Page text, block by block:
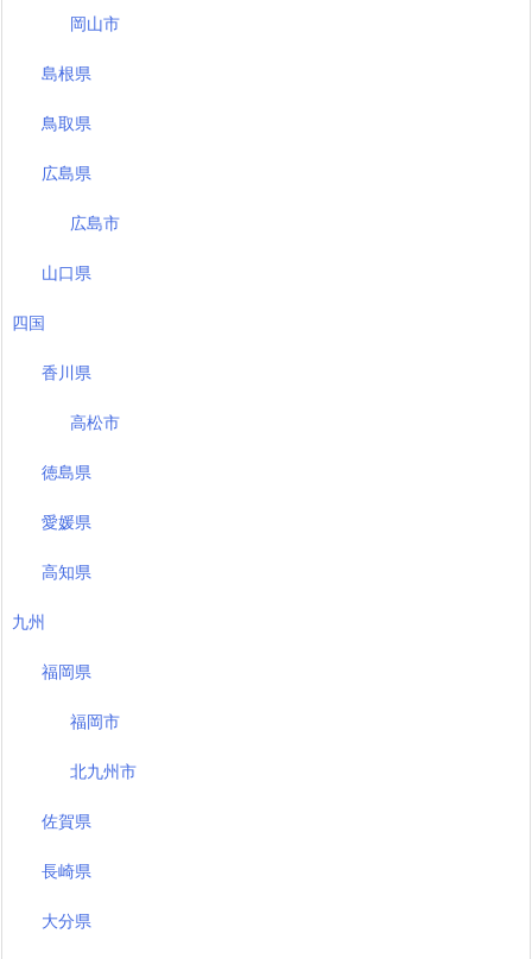
岡山市
島根県
鳥取県
広島県
広島市
山口県
四国
香川県
高松市
徳島県
愛媛県
高知県
九州
福岡県
福岡市
北九州市
佐賀県
長崎県
大分県